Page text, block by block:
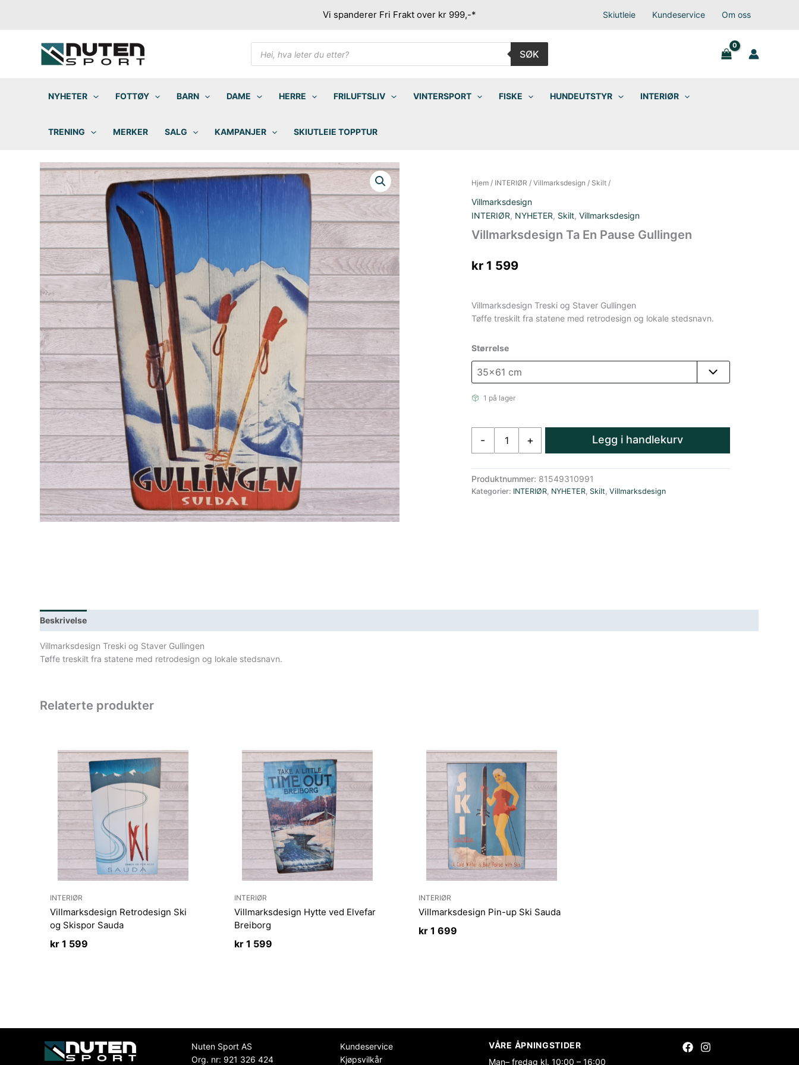
Vi spanderer Fri Frakt over kr 999,-* Skiutleie Kundeservice Om oss
Products
search
SØK
NYHETER FOTTØY BARN DAME HERRE FRILUFTSLIV VINTERSPORT FISKE HUNDEUTSTYR INTERIØR
TRENING MERKER SALG KAMPANJER SKIUTLEIE TOPPTUR
Hjem/ INTERIØR / Villmarksdesign / Skilt/
Villmarksdesign
INTERIØR, NYHETER, Skilt, Villmarksdesign
Villmarksdesign Ta En Pause Gullingen
kr1 599
Villmarksdesign Treski og Staver Gullingen
Tøffe treskilt fra statene med retrodesign og lokale stedsnavn.
Størrelse
1 på lager
-
Pause
Gullingen
antall
+ Legg i handlekurv
Produktnummer: 81549310991
Kategorier: INTERIØR, NYHETER, Skilt, Villmarksdesign
Beskrivelse
Villmarksdesign Treski og Staver Gullingen
Tøffe treskilt fra statene med retrodesign og lokale stedsnavn.
Relaterte produkter
INTERIØR
Villmarksdesign Retrodesign Ski
og Skispor Sauda
kr 1 599
INTERIØR
Villmarksdesign Hytte ved Elvefar
Breiborg
kr1 599
INTERIØR
Villmarksdesign Pin-up Ski Sauda
kr1 699
Nuten Sport AS
Org. nr: 921 326 424
Kundeservice
Kjøpsvilkår
VÅRE ÅPNINGSTIDER
Man– fredag kl. 10:00 – 16:00